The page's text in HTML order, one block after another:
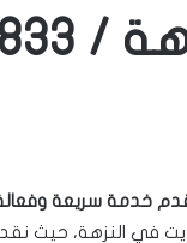
خدمة سريعة
في النزهة، حيث